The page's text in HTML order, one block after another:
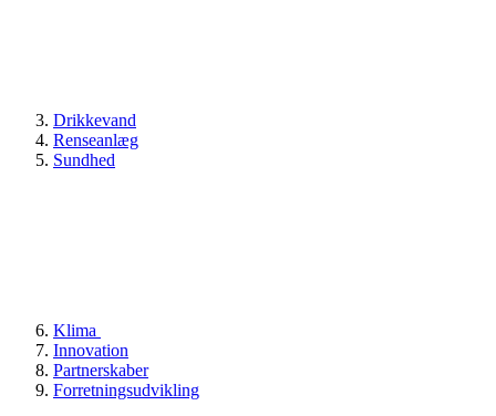
Drikkevand
Renseanlæg
Sundhed
Klima
Innovation
Partnerskaber
Forretningsudvikling